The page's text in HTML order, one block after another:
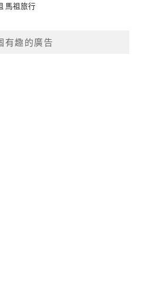
馬祖旅行
有趣的廣告